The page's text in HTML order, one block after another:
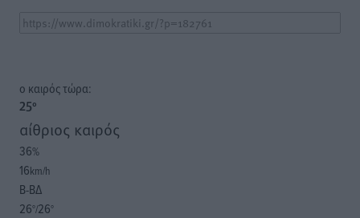
o καιρός τώρα:
25°
αίθριος καιρός
36%
16km/h
Β-ΒΔ
26°/26°